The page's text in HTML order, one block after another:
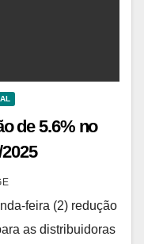
de 5.6% no
feira (2) redução
as distribuidoras